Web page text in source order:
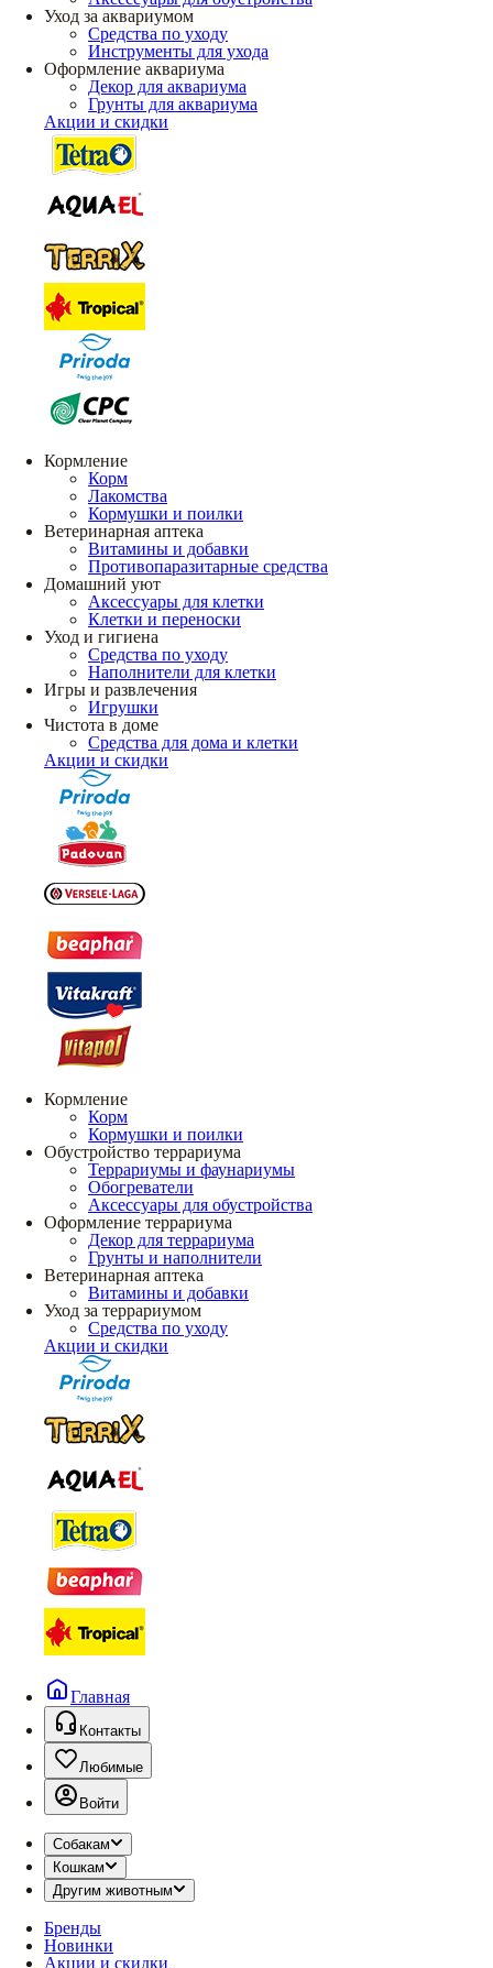
Уход за аквариумом
Средства по уходу
Инструменты для ухода
Оформление аквариума
Декор для аквариума
Грунты для аквариума
Акции и скидки
Кормление
Корм
Лакомства
Кормушки и поилки
Ветеринарная аптека
Витамины и добавки
Противопаразитарные средства
Домашний уют
Аксессуары для клетки
Клетки и переноски
Уход и гигиена
Средства по уходу
Наполнители для клетки
Игры и развлечения
Игрушки
Чистота в доме
Средства для дома и клетки
Акции и скидки
Кормление
Корм
Кормушки и поилки
Обустройство террариума
Террариумы и фаунариумы
Обогреватели
Аксессуары для обустройства
Оформление террариума
Декор для террариума
Грунты и наполнители
Ветеринарная аптека
Витамины и добавки
Уход за террариумом
Средства по уходу
Акции и скидки
Главная
Контакты
Любимые
Войти
Собакам
Кошкам
Другим животным
Бренды
Новинки
Акции и скидки